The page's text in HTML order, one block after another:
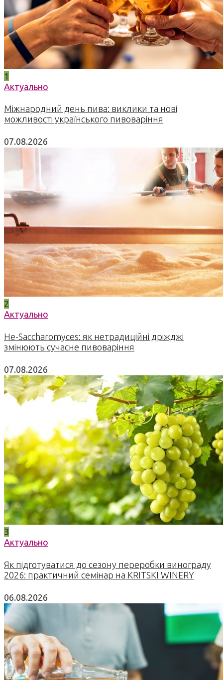
1
Актуально
Міжнародний день пива: виклики та нові
можливості українського пивоваріння
07.08.2026
2
Актуально
Не-Saccharomyces: як нетрадиційні дріжджі
змінюють сучасне пивоваріння
07.08.2026
3
Актуально
Як підготуватися до сезону переробки винограду
2026: практичний семінар на KRITSKI WINERY
06.08.2026